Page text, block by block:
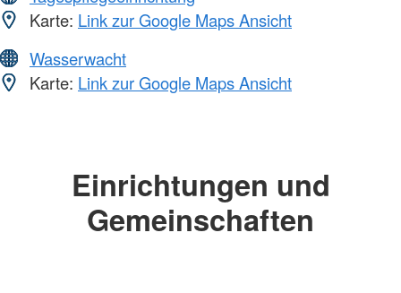
Karte: Link zur Google Maps Ansicht
Wasserwacht
Karte: Link zur Google Maps Ansicht
Einrichtungen und
Gemeinschaften